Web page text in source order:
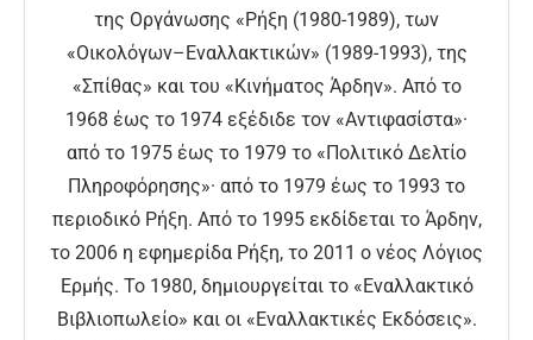
της Οργάνωσης «Ρήξη (1980-1989), των
«Οικολόγων–Εναλλακτικών» (1989-1993), της
«Σπίθας» και του «Κινήματος Άρδην». Από το
1968 έως το 1974 εξέδιδε τον «Αντιφασίστα»·
από το 1975 έως το 1979 το «Πολιτικό Δελτίο
Πληροφόρησης»· από το 1979 έως το 1993 το
περιοδικό Ρήξη. Από το 1995 εκδίδεται το Άρδην,
το 2006 η εφημερίδα Ρήξη, το 2011 ο νέος Λόγιος
Ερμής. Το 1980, δημιουργείται το «Εναλλακτικό
Βιβλιοπωλείο» και οι «Εναλλακτικές Εκδόσεις».